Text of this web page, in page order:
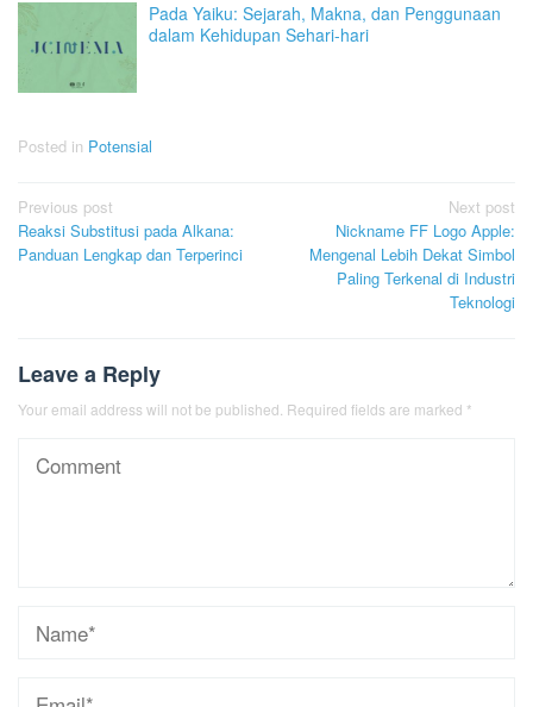
Pada Yaiku: Sejarah, Makna, dan Penggunaan
dalam Kehidupan Sehari-hari
Posted in Potensial
Post
navigation
Previous post
Reaksi Substitusi pada Alkana:
Panduan Lengkap dan Terperinci
Next post
Nickname FF Logo Apple:
Mengenal Lebih Dekat Simbol
Paling Terkenal di Industri
Teknologi
Leave a Reply
Your email address will not be published. Required fields are marked *